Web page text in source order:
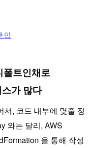
합
폴트인채로
가 많다
, 코드 내부에 몇줄 정
와는 달리, AWS
을 통해 작성